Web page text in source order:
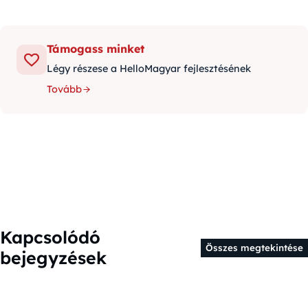
Támogass minket
Légy részese a HelloMagyar fejlesztésének
Tovább
Kapcsolódó
bejegyzések
Összes megtekintése